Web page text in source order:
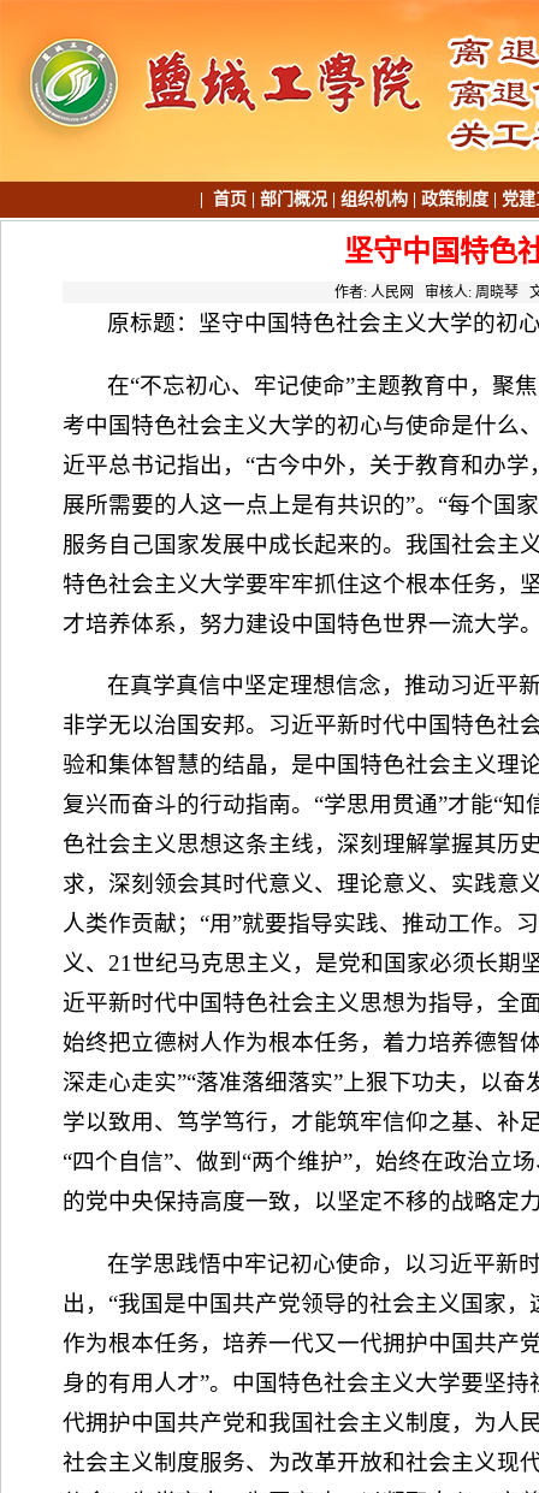
首页 部门概况| 组织机构| 政策制度| 党建
坚守中国特色
作者: 人民网 审核人: 周晓琴
原标题：坚守中国特色社会主义大学的初
在“不忘初心、牢记使命”主题教育中，聚
考中国特色社会主义大学的初心与使命是什么
近平总书记指出，“古今中外，关于教育和办
展所需要的人这一点上是有共识的”。“每个国
服务自己国家发展中成长起来的。我国社会主
特色社会主义大学要牢牢抓住这个根本任务，
才培养体系，努力建设中国特色世界一流大学
在真学真信中坚定理想信念，推动习近平
非学无以治国安邦。习近平新时代中国特色社
验和集体智慧的结晶，是中国特色社会主义理
复兴而奋斗的行动指南。“学思用贯通”才能“
色社会主义思想这条主线，深刻理解掌握其历
求，深刻领会其时代意义、理论意义、实践意
人类作贡献；“用”就要指导实践、推动工作。
义、21世纪马克思主义，是党和国家必须长期
近平新时代中国特色社会主义思想为指导，全
始终把立德树人作为根本任务，着力培养德智
深走心走实”“落准落细落实”上狠下功夫，以
学以致用、笃学笃行，才能筑牢信仰之基、补
“四个自信”、做到“两个维护”，始终在政治立
的党中央保持高度一致，以坚定不移的战略定
在学思践悟中牢记初心使命，以习近平新
出，“我国是中国共产党领导的社会主义国家
作为根本任务，培养一代又一代拥护中国共产
身的有用人才”。中国特色社会主义大学要坚
代拥护中国共产党和我国社会主义制度，为人
社会主义制度服务、为改革开放和社会主义现